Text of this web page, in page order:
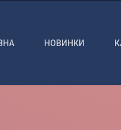
НОВИНКИ